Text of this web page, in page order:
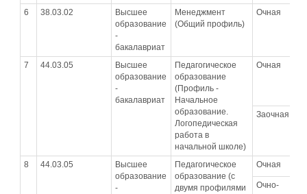
6 38.03.02
Высшее
образование
-
бакалавриат
Менеджмент
(Общий профиль)
Очная
7 44.03.05
Высшее
образование
-
бакалавриат
Педагогическое
образование
(Профиль -
Начальное
образование.
Логопедическая
работа в
начальной школе)
Очная
Заочная
8 44.03.05
Высшее
образование
-
Педагогическое
образование (с
двумя профилями
Очная
Очно-